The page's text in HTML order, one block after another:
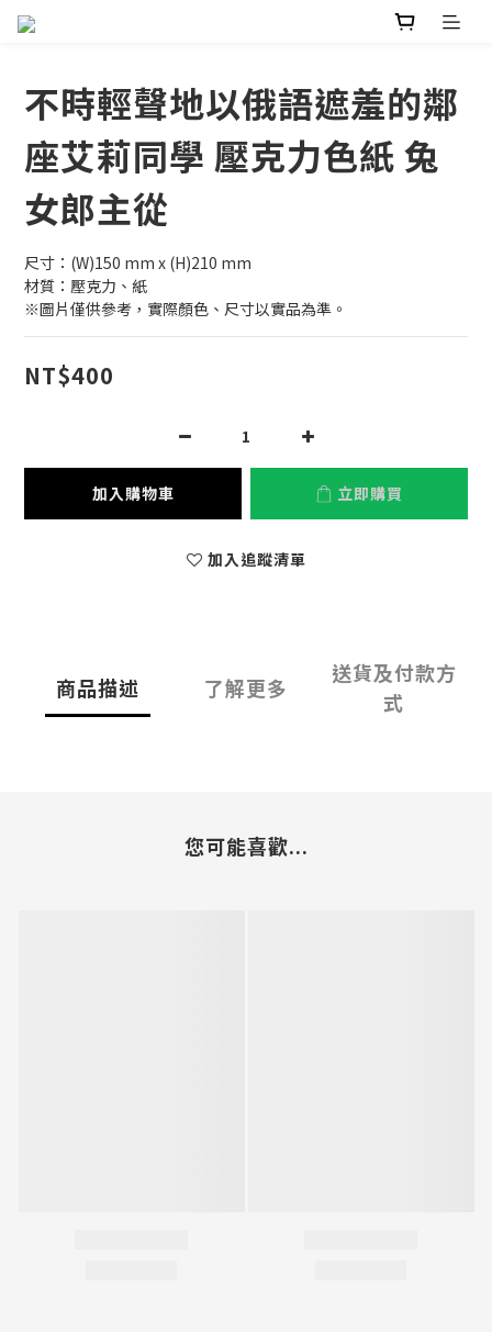
不時輕聲地以俄語遮羞的鄰
座艾莉同學 壓克力色紙 兔
女郎主從
尺寸：(W)150 mm x (H)210 mm
材質：壓克力、紙
※圖片僅供參考，實際顏色、尺寸以實品為準。
NT$400
加入購物車 立即購買
加入追蹤清單
商品描述 了解更多
送貨及付款方
式
您可能喜歡...